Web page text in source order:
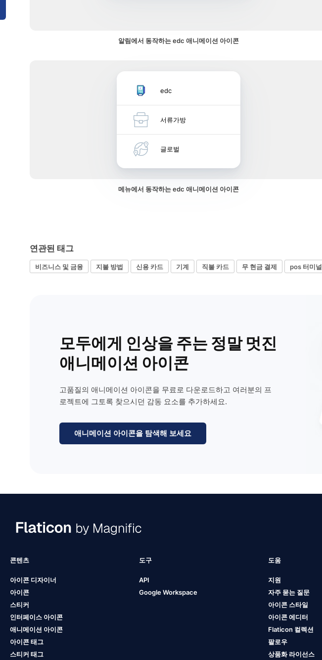
알림에서 동작하는 edc 애니메이션 아이콘
edc
서류가방
글로벌
메뉴에서 동작하는 edc 애니메이션 아이콘
연관된 태그
비즈니스 및 금융 지불 방법 신용 카드 기계 직불 카드 무 현금 결제 pos 터미널
모두에게 인상을 주는 정말 멋진
애니메이션 아이콘
고품질의 애니메이션 아이콘을 무료로 다운로드하고 여러분의 프
로젝트에 그토록 찾으시던 감동 요소를 추가하세요.
애니메이션 아이콘을 탐색해 보세요
콘텐츠
아이콘 디자이너
아이콘
스티커
인터페이스 아이콘
애니메이션 아이콘
아이콘 태그
스티커 태그
도구
API
Google Workspace
도움
지원
자주 묻는 질문
아이콘 스타일
아이콘 에디터
Flaticon 컬렉션
팔로우
상품화 라이선스